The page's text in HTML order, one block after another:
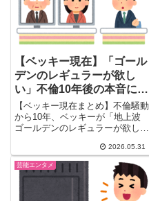
【ベッキー現在】「ゴール
デンのレギュラーが欲し
い」不倫10年後の本音にガ
ル民騒然
【ベッキー現在まとめ】不倫騒動
から10年、ベッキーが「地上波
ゴールデンのレギュラーが欲し
人超の反応は「需要なし」が圧倒
的。復帰の可能性・流出LINEの
衝撃・センテンススプリング…今
のベッキーをガルちゃんの本音で
2026.05.31
芸能エンタメ